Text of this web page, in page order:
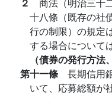
十八條（既存の社
行の制限）の規定
する場合について
（債券の発行方法
第十一條 長期信用
いて、応募総額が